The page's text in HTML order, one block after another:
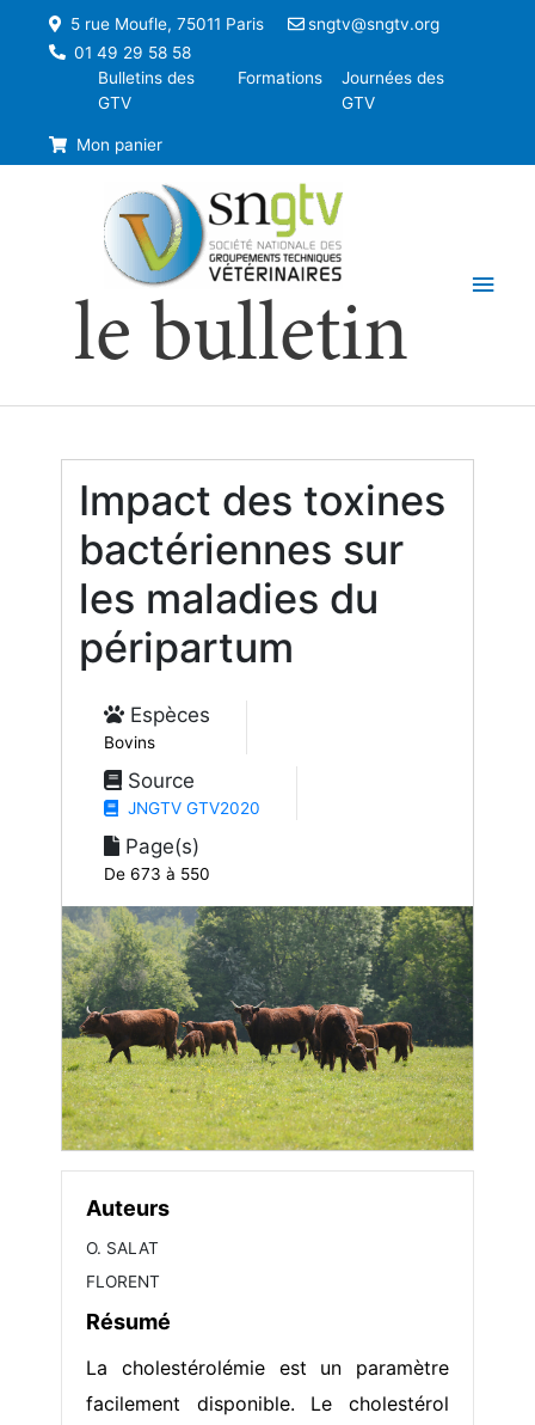
5 rue Moufle, 75011 Paris
sngtv@sngtv.org
01 49 29 58 58
Bulletins des
GTV
Formations
Journées des
GTV
Mon panier
le bulletin
Impact des toxines
bactériennes sur
les maladies du
péripartum
Espèces
Bovins
Source
JNGTV GTV2020
Page(s)
De 673 à 550
Auteurs
O. SALAT
FLORENT
Résumé
La cholestérolémie est un paramètre
facilement disponible. Le cholestérol